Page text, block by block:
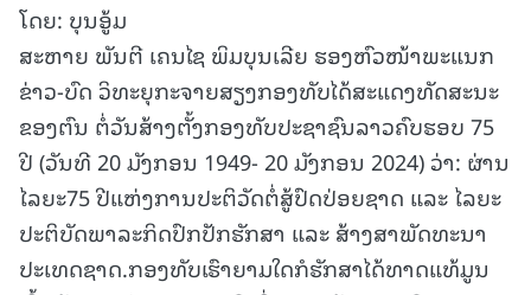
ໂດຍ: ບຸນອູ້ມ
ສະຫາຍ ພັນຕີ ເຄນໄຊ ພິມບຸນເລີຍ ຮອງຫົວໜ້າພະແນກ
ຂ່າວ-ບົດ ວິທະຍຸກະຈາຍສຽງກອງທັບໄດ້ສະແດງທັດສະນະ
ຂອງຕົນ ຕໍ່ວັນສ້າງຕັ້ງກອງທັບປະຊາຊົນລາວຄົບຮອບ 75
ປີ (ວັນທີ 20 ມັງກອນ 1949- 20 ມັງກອນ 2024) ວ່າ: ຜ່ານ
ໄລຍະ75 ປີແຫ່ງການປະຕິວັດຕໍ່ສູ້ປົດປ່ອຍຊາດ ແລະ ໄລຍະ
ປະຕິບັດພາລະກິດປົກປັກຮັກສາ ແລະ ສ້າງສາພັດທະນາ
ປະເທດຊາດ.ກອງທັບເຮົາຍາມໃດກໍຮັກສາໄດ້ທາດແທ້ມູນ